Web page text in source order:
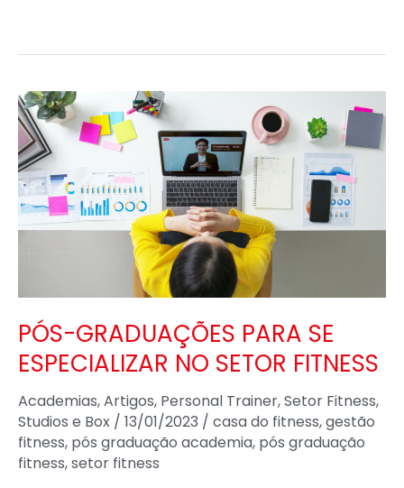
PÓS-GRADUAÇÕES PARA SE
ESPECIALIZAR NO SETOR FITNESS
Academias,Artigos, Personal Trainer,Setor Fitness,
Studios e Box / 13/01/2023 / casa do fitness,gestão
fitness, pós graduação academia, pós graduação
fitness,setor fitness
PÓS-
GRADUAÇÕES
PARA
SE
ESPECIALIZAR
NO